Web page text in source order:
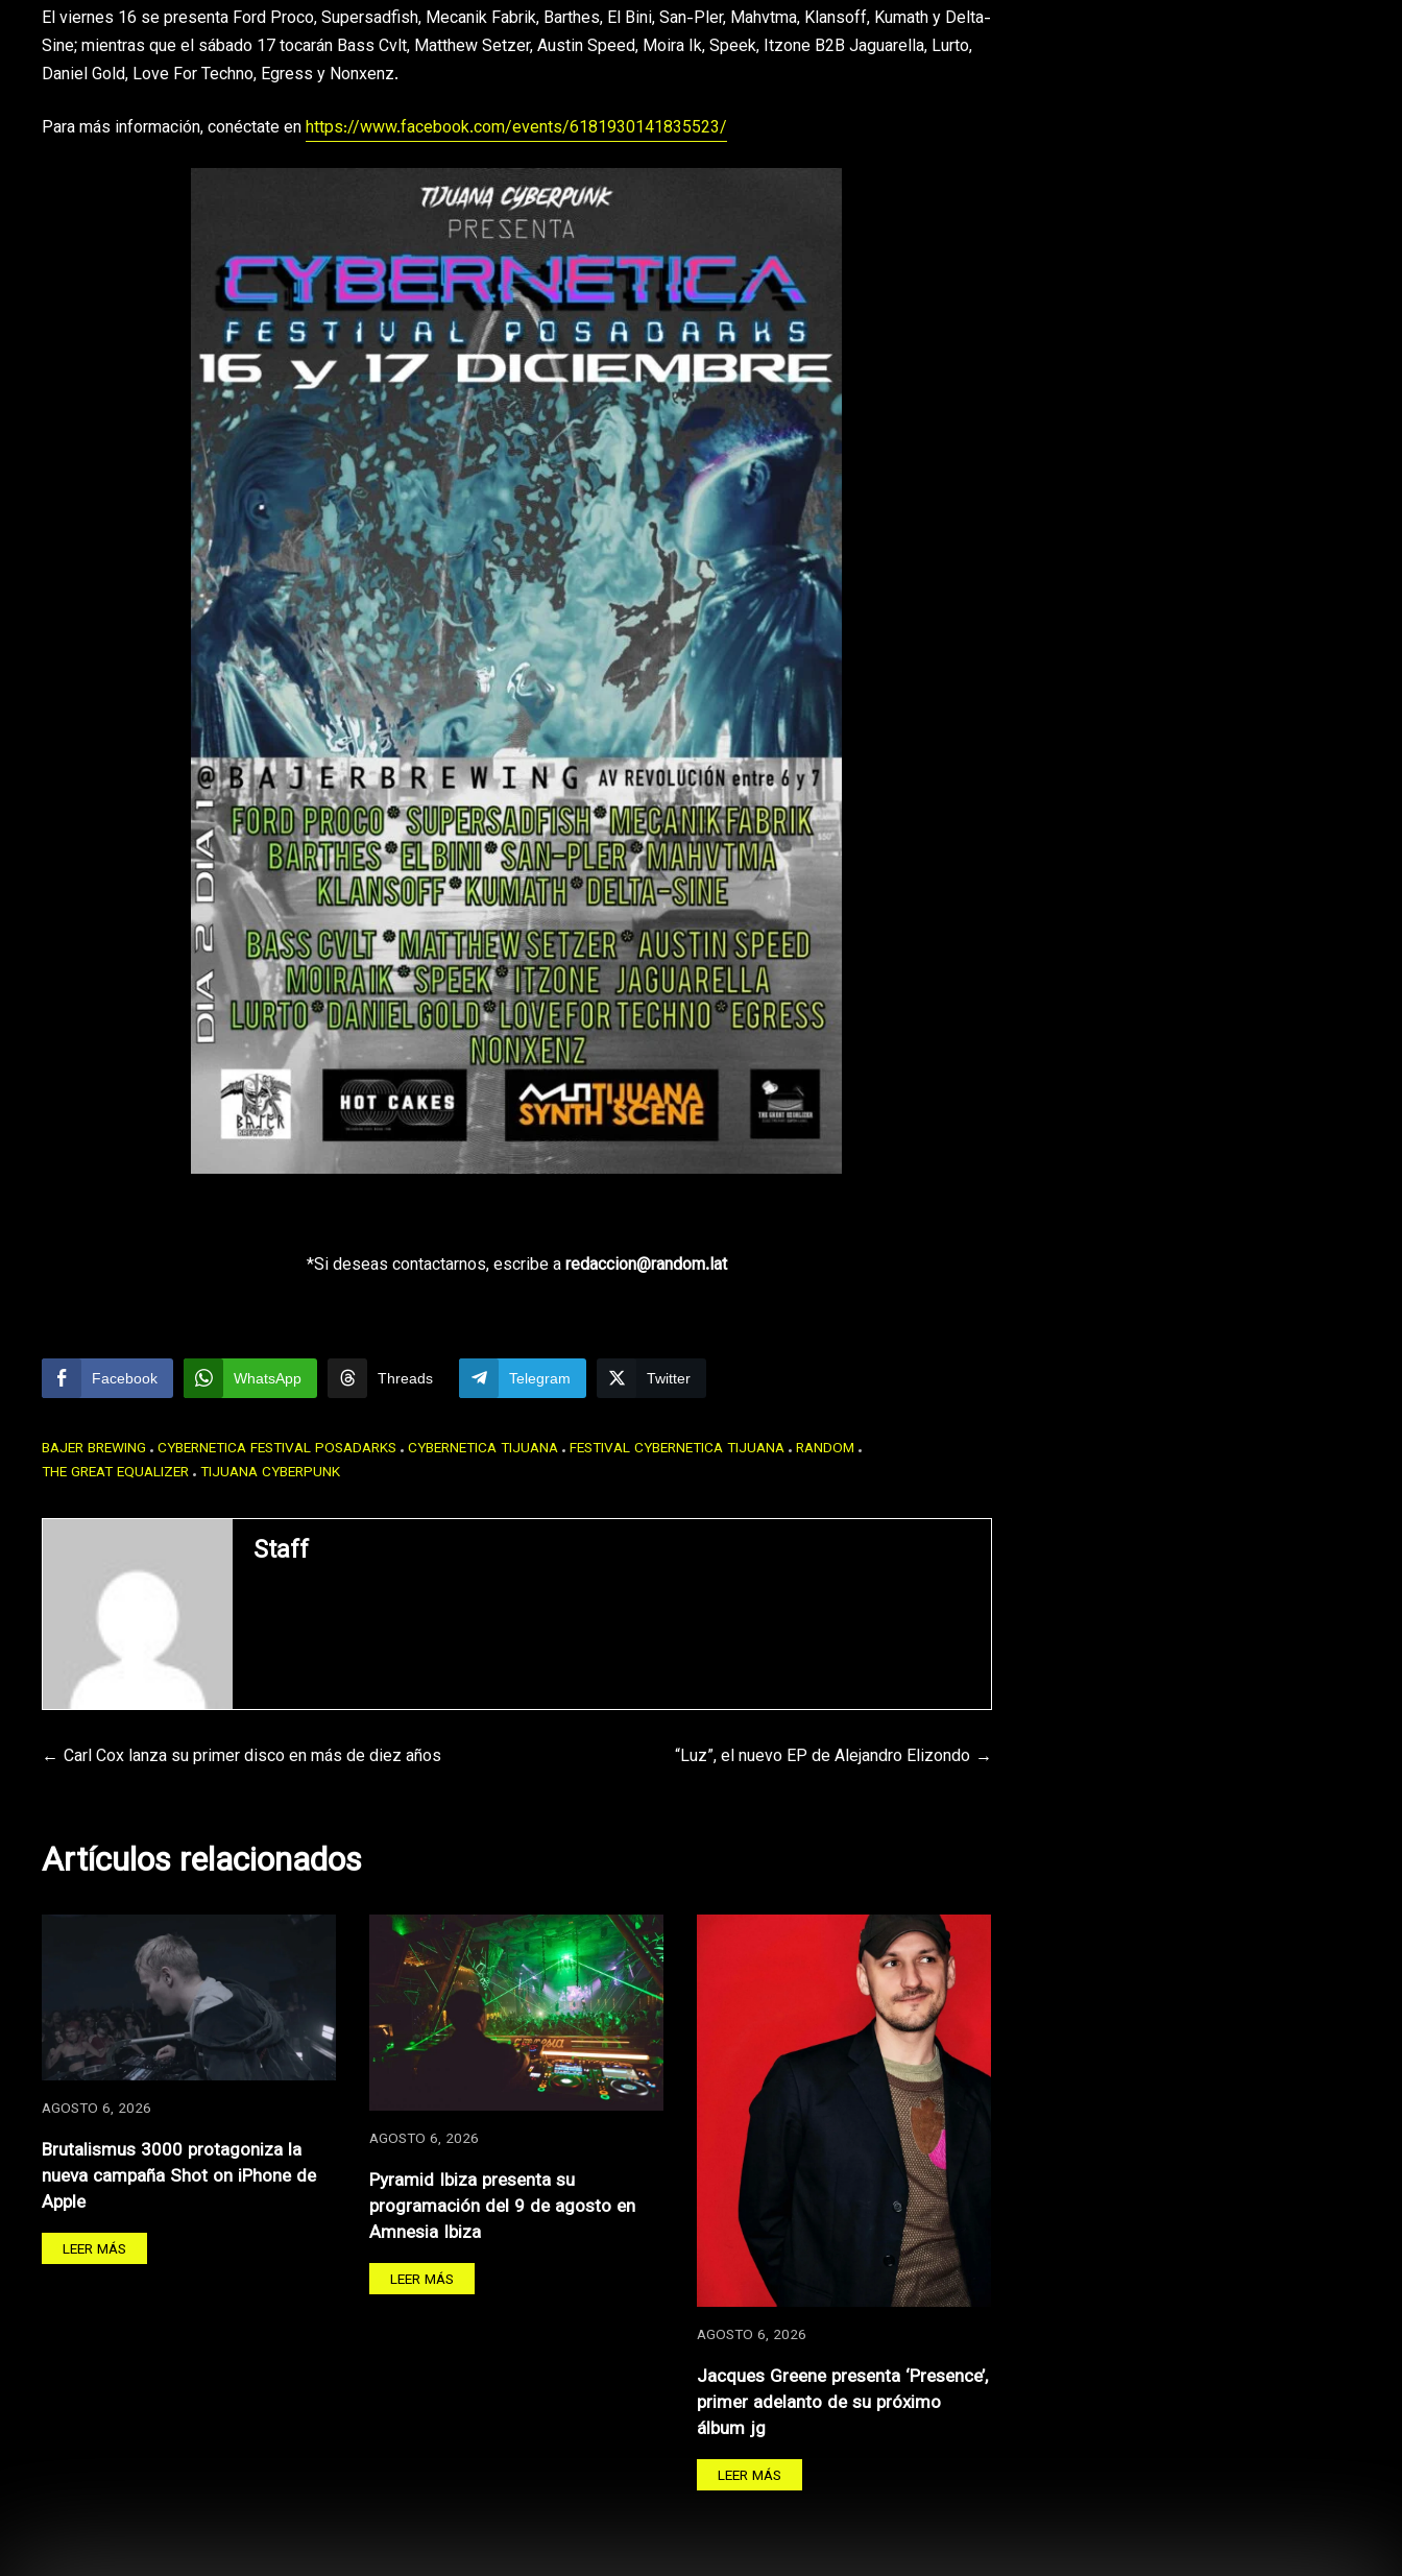
El viernes 16 se presenta Ford Proco, Supersadfish, Mecanik Fabrik, Barthes, El Bini, San-Pler, Mahvtma, Klansoff, Kumath y Delta-
Sine; mientras que el sábado 17 tocarán Bass Cvlt, Matthew Setzer, Austin Speed, Moira Ik, Speek, Itzone B2B Jaguarella, Lurto,
Daniel Gold, Love For Techno, Egress y Nonxenz.
Para más información, conéctate enhttps://www.facebook.com/events/6181930141835523/
*Si deseas contactarnos, escribe aredaccion@random.lat
Facebook WhatsApp Threads Telegram Twitter
BAJER BREWING CYBERNETICA FESTIVAL POSADARKS CYBERNETICA TIJUANA FESTIVAL CYBERNETICA TIJUANA RANDOM
THE GREAT EQUALIZER TIJUANA CYBERPUNK
Staff
Navegación
entradas
Carl Cox lanza su primer disco en más de diez años “Luz”, el nuevo EP de Alejandro Elizondo
Artículos relacionados
AGOSTO 6, 2026
Brutalismus 3000 protagoniza la
nueva campaña Shot on iPhone de
Apple
LEER MÁS
AGOSTO 6, 2026
Pyramid Ibiza presenta su
programación del 9 de agosto en
Amnesia Ibiza
LEER MÁS
AGOSTO 6, 2026
Jacques Greene presenta ‘Presence’,
primer adelanto de su próximo
álbum jg
LEER MÁS